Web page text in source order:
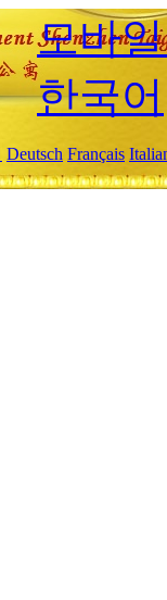
모바
한국어
Deutsch Français